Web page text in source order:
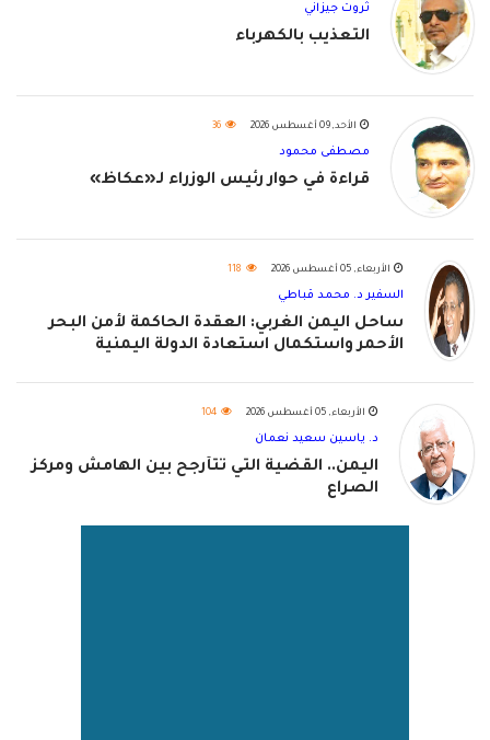
ثروت جيزاني
التعذيب بالكهرباء
الأحد, 09 أغسطس 2026 36
مصطفى محمود
قراءة في حوار رئيس الوزراء لـ«عكاظ»
الأربعاء, 05 أغسطس 2026 118
السفير د. محمد قباطي
ساحل اليمن الغربي: العقدة الحاكمة لأمن البحر
الأحمر واستكمال استعادة الدولة اليمنية
الأربعاء, 05 أغسطس 2026 104
د. ياسين سعيد نعمان
اليمن.. القضية التي تتأرجح بين الهامش ومركز
الصراع